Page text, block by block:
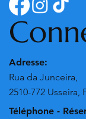
Adresse:
Rua da Junceira,
2510-772 Usseira,
Téléphone -